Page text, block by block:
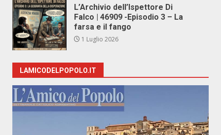
L’Archivio dell’Ispettore Di
Falco | 46909 -Episodio 3 – La
farsa e il fango
1 Luglio 2026
LAMICODELPOPOLO.IT